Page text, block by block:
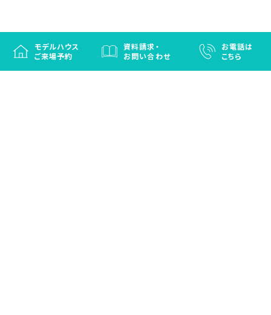
モデルハウス
ご来場予約
資料請求・
お問い合わせ
お電話は
こちら